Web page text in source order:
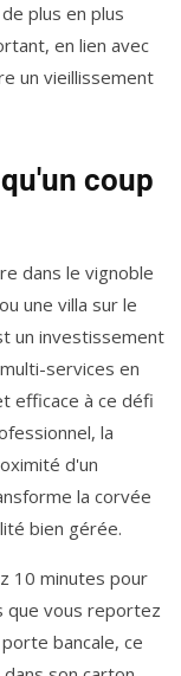
plus en plus
en lien avec
un vieillissement
coup
dans le vignoble
une villa sur le
un investissement
services en
efficace à ce défi
la
d'un
la corvée
bien gérée.
10 minutes pour
que vous reportez
bancale, ce